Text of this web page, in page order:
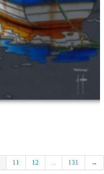
11 12 ... 131 →